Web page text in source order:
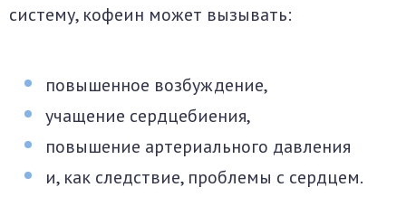
систему, кофеин может вызывать:
повышенное возбуждение,
учащение сердцебиения,
повышение артериального давления
и, как следствие, проблемы с сердцем.